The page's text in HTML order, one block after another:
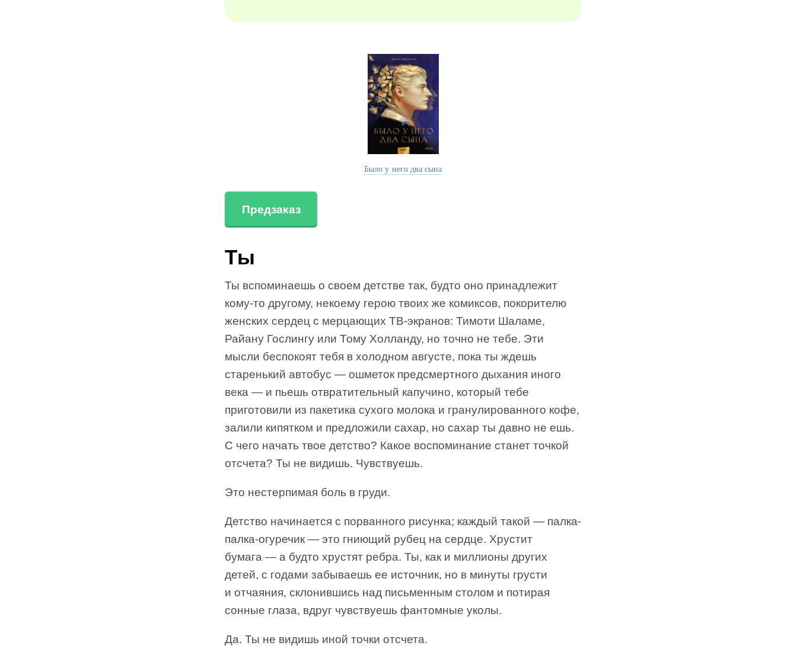
Было у него два сына
Предзаказ
Ты
Ты вспоминаешь о своем детстве так, будто оно принадлежит
кому-то другому, некоему герою твоих же комиксов, покорителю
женских сердец с мерцающих ТВ-экранов: Тимоти Шаламе,
Райану Гослингу или Тому Холланду, но точно не тебе. Эти
мысли беспокоят тебя в холодном августе, пока ты ждешь
старенький автобус — ошметок предсмертного дыхания иного
века — и пьешь отвратительный капучино, который тебе
приготовили из пакетика сухого молока и гранулированного кофе,
залили кипятком и предложили сахар, но сахар ты давно не ешь.
С чего начать твое детство? Какое воспоминание станет точкой
отсчета? Ты не видишь. Чувствуешь.
Это нестерпимая боль в груди.
Детство начинается с порванного рисунка; каждый такой — палка-
палка-огуречик — это гниющий рубец на сердце. Хрустит
бумага — а будто хрустят ребра. Ты, как и миллионы других
детей, с годами забываешь ее источник, но в минуты грусти
и отчаяния, склонившись над письменным столом и потирая
сонные глаза, вдруг чувствуешь фантомные уколы.
Да. Ты не видишь иной точки отсчета.